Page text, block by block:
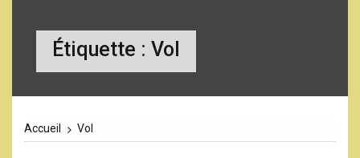
Étiquette : Vol
Accueil Vol